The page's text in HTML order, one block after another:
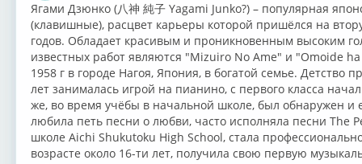
Ягами Дзюнко (八神 純子 Yagami Junko?) – популярная
(клавишные), расцвет карьеры которой пришёлся на
годов. Обладает красивым и проникновенным высоким
известных работ являются "Mizuiro No Ame" и "Omoide
1958 г в городе Нагоя, Япония, в богатой семье. Детство
лет занималась игрой на пианино, с первого класса
же, во время учёбы в начальной школе, был обнаружен и
любила петь песни о любви, часто исполняла песни The
школе Aichi Shukutoku High School, стала
возрасте около 16-ти лет, получила свою первую